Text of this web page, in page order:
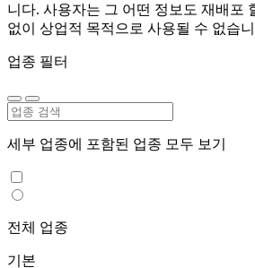
니다. 사용자는 그 어떤 정보도 재배포
없이 상업적 목적으로 사용될 수 없습
업종 필터
세부 업종에 포함된 업종 모두 보기
전체 업종
기본